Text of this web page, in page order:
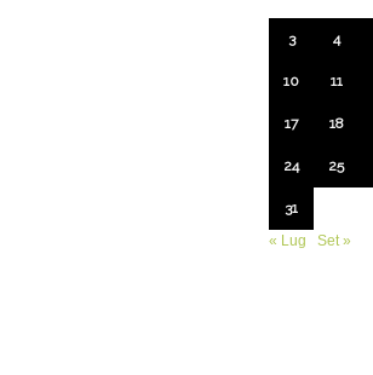
3 4
10 11
17 18
24 25
31
« Lug
Set »